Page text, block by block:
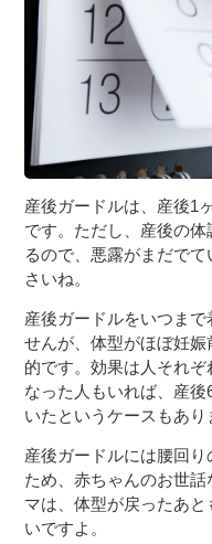
産後ガードルは、産後1
です。ただし、産後の
るので、悪露がまだで
さいね。
産後ガードルをいつま
せんが、体型がほぼ妊
的です。効果は人それぞ
なった人もいれば、産
いたというケースもあり
産後ガードルには腰回
ため、赤ちゃんのお世
マは、体型が戻ったあ
いですよ。